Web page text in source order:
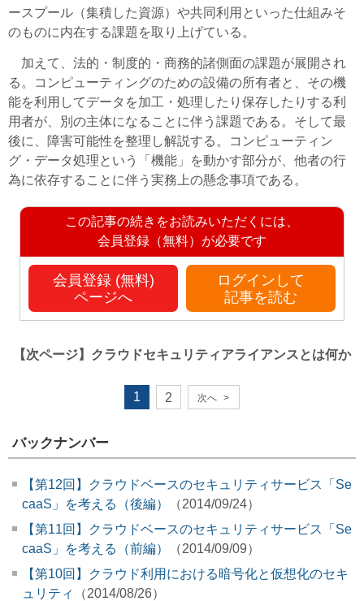
ースプール（集積した資源）や共同利用といった仕組みそ
のものに内在する課題を取り上げている。
加えて、法的・制度的・商務的諸側面の課題が展開され
る。コンピューティングのための設備の所有者と、その機
能を利用してデータを加工・処理したり保存したりする利
用者が、別の主体になることに伴う課題である。そして最
後に、障害可能性を整理し解説する。コンピューティン
グ・データ処理という「機能」を動かす部分が、他者の行
為に依存することに伴う実務上の懸念事項である。
この記事の続きをお読みいただくには、
会員登録（無料）が必要です
会員登録 (無料)
ページへ
ログインして
記事を読む
【次ページ】 クラウドセキュリティアライアンスとは何か
1 2 次へ >
バックナンバー
【第12回】クラウドベースのセキュリティサービス「Se
caaS」を考える（後編）
（2014/09/24）
【第11回】クラウドベースのセキュリティサービス「Se
caaS」を考える（前編）
（2014/09/09）
【第10回】クラウド利用における暗号化と仮想化のセキ
ュリティ
（2014/08/26）